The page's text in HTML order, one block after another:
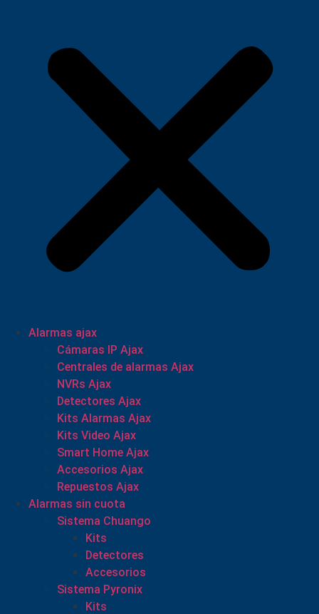
Alarmas ajax
Cámaras IP Ajax
Centrales de alarmas Ajax
NVRs Ajax
Detectores Ajax
Kits Alarmas Ajax
Kits Video Ajax
Smart Home Ajax
Accesorios Ajax
Repuestos Ajax
Alarmas sin cuota
Sistema Chuango
Kits
Detectores
Accesorios
Sistema Pyronix
Kits